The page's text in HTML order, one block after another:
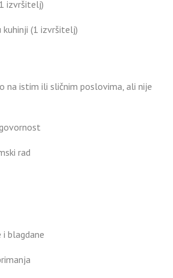
izvršitelj)
kuhinji (1 izvršitelj)
na istim ili sličnim poslovima, ali nije
rad
i blagdane